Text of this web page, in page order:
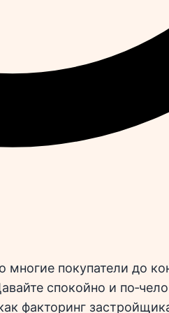
покупатели до
спокойно и
факторинг